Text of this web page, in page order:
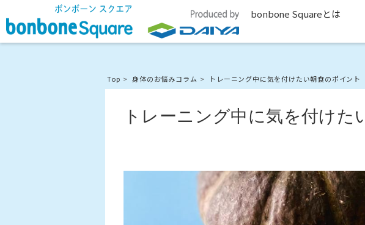
bonbone Squareとは
Top 身体のお悩みコラム トレーニング中に気を付けたい朝食のポイント
トレーニング中に気を付けた